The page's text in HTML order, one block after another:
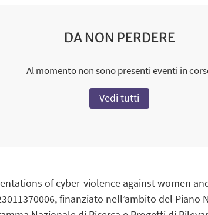
DA NON PERDERE
Al momento non sono presenti eventi in
Vedi tutti
of cyber-violence against women
finanziato nell’ambito del Piano